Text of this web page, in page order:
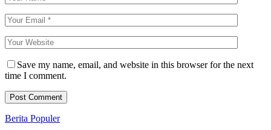
Save my name, email, and website in this browser for the next
time I comment.
Berita Populer